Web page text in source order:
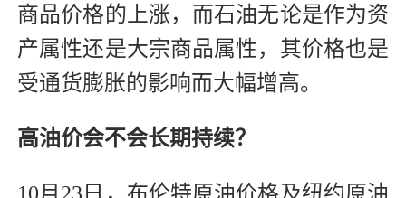
商品价格的上涨，而石油无论是作为资
产属性还是大宗商品属性，其价格也是
受通货膨胀的影响而大幅增高。
高油价会不会长期持续？
10月23日，布伦特原油价格及纽约原油